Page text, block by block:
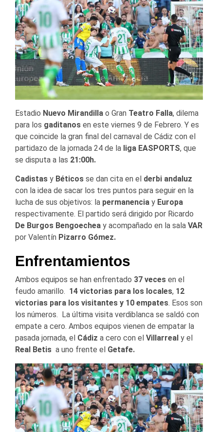
Estadio Nuevo Mirandilla o Gran Teatro Falla, dilema
para los gaditanos en este viernes 9 de Febrero. Y es
que coincide la gran final del carnaval de Cádiz con el
partidazo de la jornada 24 de la liga EASPORTS, que
se disputa a las 21:00h.
Cadistas y Béticos se dan cita en el derbi andaluz
con la idea de sacar los tres puntos para seguir en la
lucha de sus objetivos: la permanencia y Europa
respectivamente. El partido será dirigido por Ricardo
De Burgos Bengoechea y acompañado en la sala VAR
por Valentín Pizarro Gómez.
Enfrentamientos
Ambos equipos se han enfrentado 37 veces en el
feudo amarillo. 14 victorias para los locales, 12
victorias para los visitantes y 10 empates. Esos son
los números. La última visita verdiblanca se saldó con
empate a cero. Ambos equipos vienen de empatar la
pasada jornada, el Cádiz a cero con el Villarreal y el
Real Betis a uno frente el Getafe.